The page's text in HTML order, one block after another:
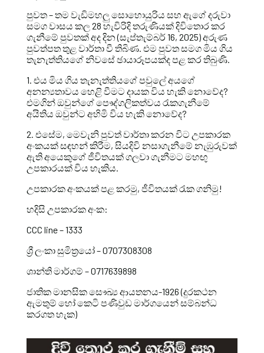
පුවත – තම වැඩිමහලු සොහොයුරිය සහ ඇගේ දරුවා
සමග වාසය කල 28 හැවිරිදි තරුණියක් දිවිතොර කර
ගැනීමේ පුවතක් අද දින (සැප්තැම්බර් 16, 2025) අරුණ
පුවත්පත තුළ වාර්තා වී තිබිණ. එම පුවත සමග මිය ගිය
තැනැත්තියගේ නිවසේ ඡායාරූපයක්ද පළ කර තිබුණි.
1. එය මිය ගිය තැනැත්තියගේ පවුලේ අයගේ
අනන්‍යතාවය හෙළි වීමට දායක විය හැකි නොවේද?
එමගින් ඔවුන්ගේ පෞද්ගලිකත්වය රැකගැනීමේ
අයිතිය ඔවුන්ට අහිමි විය හැකි නොවේද?
2. එසේම, මෙවැනි පුවත් වාර්තා කරන විට උපකාරක
අංකයක් සඳහන් කිරීම, සියදිවි නසාගැනීමේ නැඹුරුවක්
ඇති අයෙකුගේ ජීවිතයක් ගලවා ගැනීමට මහඟු
උපකාරයක් විය හැකිය.
උපකාරක අංකයක් පළ කරමු, ජීවිතයක් රැක ගනිමු!
හදිසි උපකාරක අංක:
CCC line – 1333
ශ්‍රී ලංකා සුමිත්‍රයෝ – 0707308308
ශාන්ති මාර්ගම් – 0717639898
ජාතික මානසික සෞඛ්‍ය ආයතනය-1926 (දුරකථන
ඇමතුම් හෝ කෙටි පණිවුඩ මාර්ගයෙන් සම්බන්ධ
කරගත හැක)